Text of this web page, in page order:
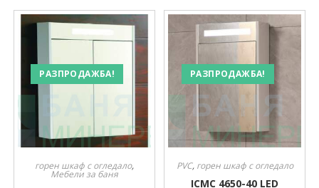
РАЗПРОДАЖБА!
горен шкаф с огледало,
Мебели за баня
РАЗПРОДАЖБА!
PVC, горен шкаф с огледало
ICMC 4650-40 LED